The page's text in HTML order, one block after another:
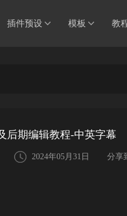
插件预设 模板 教
后期编辑教程-中英字幕
2024年05月31日 分享